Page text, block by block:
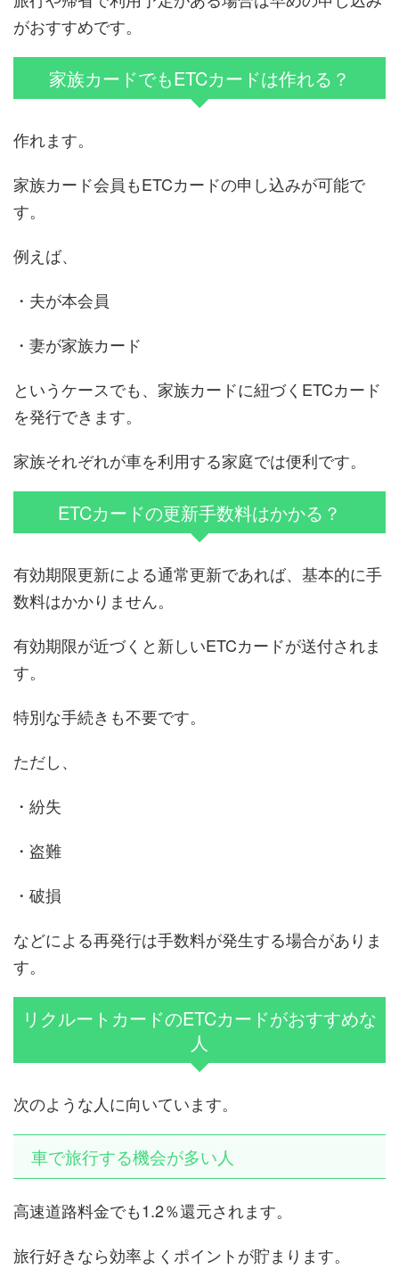
がおすすめです。
家族カードでもETCカードは作れる？
作れます。
家族カード会員もETCカードの申し込みが可能で
す。
例えば、
・夫が本会員
・妻が家族カード
というケースでも、家族カードに紐づくETCカード
を発行できます。
家族それぞれが車を利用する家庭では便利です。
ETCカードの更新手数料はかかる？
有効期限更新による通常更新であれば、基本的に手
数料はかかりません。
有効期限が近づくと新しいETCカードが送付されま
す。
特別な手続きも不要です。
ただし、
・紛失
・盗難
・破損
などによる再発行は手数料が発生する場合がありま
す。
リクルートカードのETCカードがおすすめな
人
次のような人に向いています。
車で旅行する機会が多い人
高速道路料金でも1.2％還元されます。
旅行好きなら効率よくポイントが貯まります。